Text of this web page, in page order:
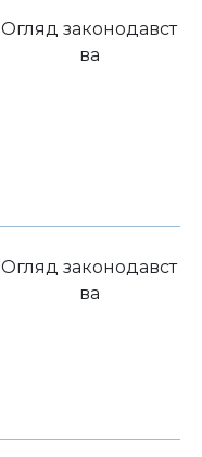
Огляд законодавст
ва
Огляд законодавст
ва